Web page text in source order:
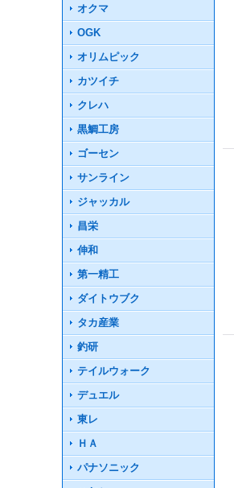
オクマ
OGK
オリムピック
カツイチ
クレハ
黒鯛工房
ゴーセン
サンライン
ジャッカル
昌栄
伸和
第一精工
ダイトウブク
タカ産業
釣研
テイルウォーク
デュエル
東レ
ＨＡ
パナソニック